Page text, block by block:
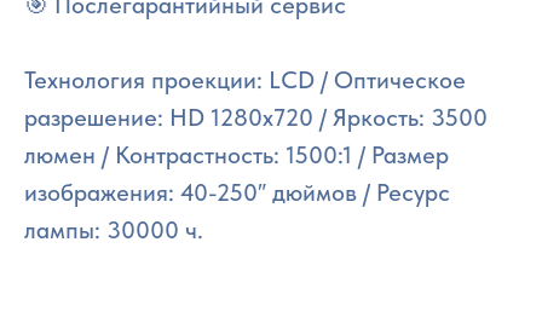
Технология проекции: LCD / Оптическое
разрешение: HD 1280x720 / Яркость: 3500
люмен / Контрастность: 1500:1 / Размер
изображения: 40-250″ дюймов / Ресурс
лампы: 30000 ч.